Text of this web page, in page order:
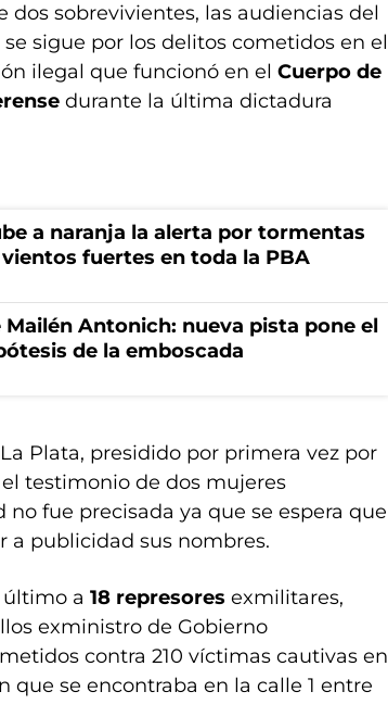
dos sobrevivientes, las audiencias del
sigue por los delitos cometidos en el
ilegal que funcionó en el Cuerpo de
durante la última dictadura
a naranja la alerta por tormentas
fuertes en toda la PBA
Antonich: nueva pista pone el
de la emboscada
La Plata, presidido por primera vez por
testimonio de dos mujeres
fue precisada ya que se espera que
a publicidad sus nombres.
último a 18 represores exmilitares,
exministro de Gobierno
contra 210 víctimas cautivas en
que se encontraba en la calle 1 entre